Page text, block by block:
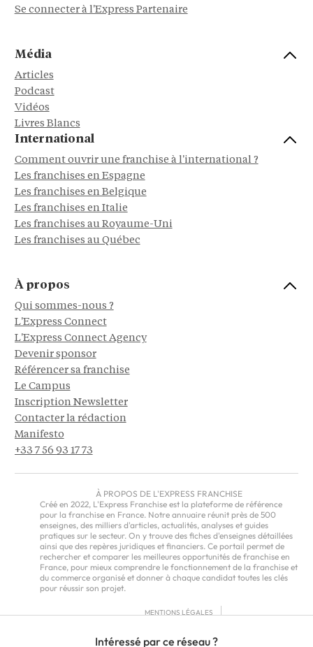
Intéressé par ce réseau ?
Se connecter à l'Express Partenaire
Média
Articles
Podcast
Vidéos
Livres Blancs
International
Comment ouvrir une franchise à l'international ?
Les franchises en Espagne
Les franchises en Belgique
Les franchises en Italie
Les franchises au Royaume-Uni
Les franchises au Québec
À propos
Qui sommes-nous ?
L'Express Connect
L'Express Connect Agency
Devenir sponsor
Référencer sa franchise
Le Campus
Inscription Newsletter
Contacter la rédaction
Manifesto
+33 7 56 93 17 73
À PROPOS DE L'EXPRESS FRANCHISE
Créé en 2022, L'Express Franchise est la plateforme de référence
pour la franchise en France. Notre annuaire réunit près de 500
enseignes, des milliers d'articles, actualités, analyses et guides
pratiques sur le secteur. On y trouve des fiches d'enseignes détaillées
ainsi que des repères juridiques et financiers. Ce portail permet de
rechercher et comparer les meilleures opportunités de franchise en
France, pour mieux comprendre le fonctionnement de la franchise et
du commerce organisé et donner à chaque candidat toutes les clés
pour réussir son projet.
MENTIONS LÉGALES
CGU